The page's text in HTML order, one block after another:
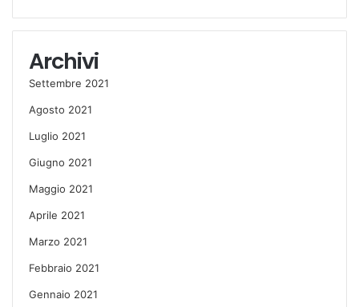
Archivi
Settembre 2021
Agosto 2021
Luglio 2021
Giugno 2021
Maggio 2021
Aprile 2021
Marzo 2021
Febbraio 2021
Gennaio 2021